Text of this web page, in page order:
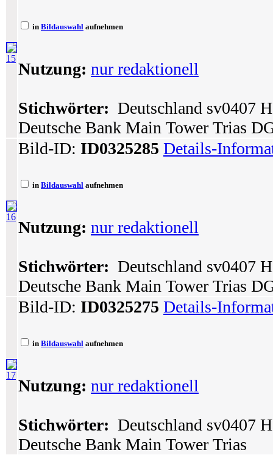
15
in Bildauswahl aufnehmen
Nutzung: nur redaktionell
Stichwörter: Deutschland sv0407
Deutsche Bank Main Tower Trias
16
Bild-ID: ID0325285 Details-
in Bildauswahl aufnehmen
Nutzung: nur redaktionell
Stichwörter: Deutschland sv0407
Deutsche Bank Main Tower Trias
17
Bild-ID: ID0325275 Details-
in Bildauswahl aufnehmen
Nutzung: nur redaktionell
Stichwörter: Deutschland sv0407
Deutsche Bank Main Tower Trias